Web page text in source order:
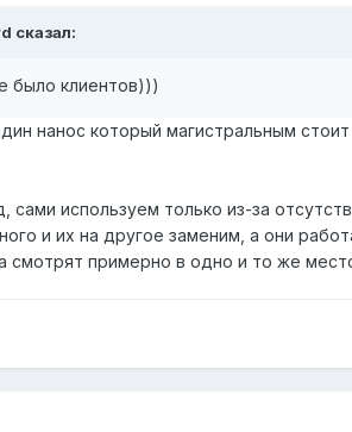
сказал:
было клиентов)))
нанос который магистральным
используем только из-за
и их на другое заменим, а они
смотрят примерно в одно и то же